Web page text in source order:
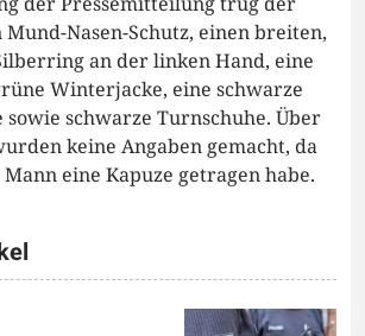
Nasen-Schutz, einen breiten,
an der linken Hand, eine
Winterjacke, eine schwarze
sowie schwarze Turnschuhe. Über
keine Angaben gemacht, da
eine Kapuze getragen habe.